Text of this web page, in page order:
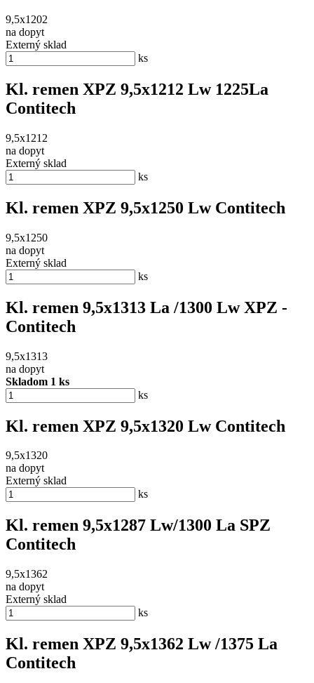
9,5x1202
na dopyt
Externý sklad
ks
Kl. remen XPZ 9,5x1212 Lw 1225La
Contitech
9,5x1212
na dopyt
Externý sklad
ks
Kl. remen XPZ 9,5x1250 Lw Contitech
9,5x1250
na dopyt
Externý sklad
ks
Kl. remen 9,5x1313 La /1300 Lw XPZ -
Contitech
9,5x1313
na dopyt
Skladom 1 ks
ks
Kl. remen XPZ 9,5x1320 Lw Contitech
9,5x1320
na dopyt
Externý sklad
ks
Kl. remen 9,5x1287 Lw/1300 La SPZ
Contitech
9,5x1362
na dopyt
Externý sklad
ks
Kl. remen XPZ 9,5x1362 Lw /1375 La
Contitech